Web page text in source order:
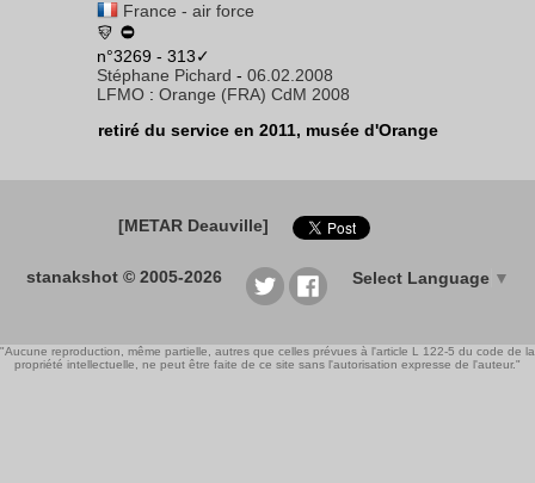
France - air force
n°3269 - 313✓
Stéphane Pichard - 06.02.2008
LFMO : Orange (FRA) CdM 2008
retiré du service en 2011, musée d'Orange
[METAR Deauville]
stanakshot © 2005-2026 Select Language ▼
"Aucune reproduction, même partielle, autres que celles prévues à l'article L 122-5 du code de la
propriété intellectuelle, ne peut être faite de ce site sans l'autorisation expresse de l'auteur."